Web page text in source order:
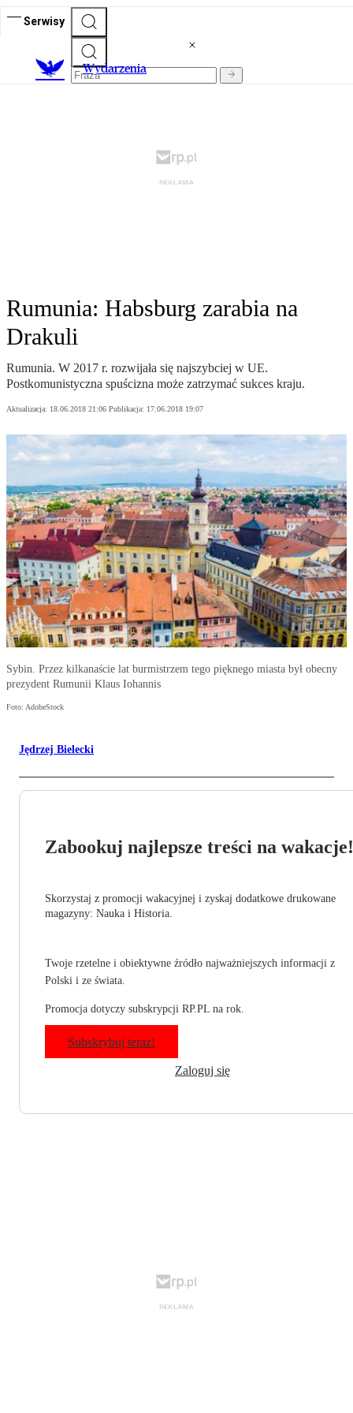
Serwisy
Wydarzenia
Rumunia: Habsburg zarabia na
Drakuli
Rumunia. W 2017 r. rozwijała się najszybciej w UE.
Postkomunistyczna spuścizna może zatrzymać sukces kraju.
Aktualizacja: 18.06.2018 21:06 Publikacja: 17.06.2018 19:07
Sybin. Przez kilkanaście lat burmistrzem tego pięknego miasta był obecny
prezydent Rumunii Klaus Iohannis
Foto: AdobeStock
Jędrzej Bielecki
Zabookuj najlepsze treści na wakacje!
Skorzystaj z promocji wakacyjnej i zyskaj dodatkowe drukowane
magazyny: Nauka i Historia.
Twoje rzetelne i obiektywne źródło najważniejszych informacji z
Polski i ze świata.
Promocja dotyczy subskrypcji RP.PL na rok.
Subskrybuj teraz!
Zaloguj się